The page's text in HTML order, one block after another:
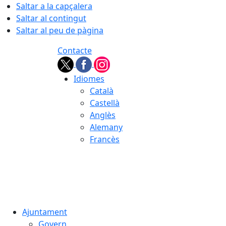
Saltar a la capçalera
Saltar al contingut
Saltar al peu de pàgina
Contacte
Idiomes
Català
Castellà
Anglès
Alemany
Francès
Ajuntament